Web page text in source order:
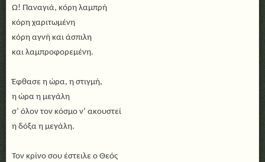
Ω! Παναγιά, κόρη λαμπρή
κόρη χαριτωμένη
κόρη αγνή και άσπιλη
και λαμπροφορεμένη.
Έφθασε η ώρα, η στιγμή,
η ώρα η μεγάλη
σ’ όλον τον κόσμο ν’ ακουστεί
η δόξα η μεγάλη.
Τον κρίνο σου έστειλε ο Θεός